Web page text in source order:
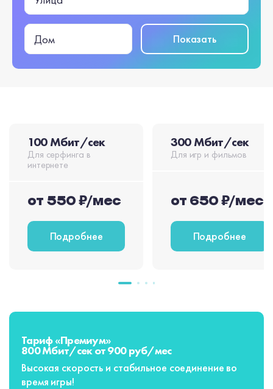
Дом Показать
100 Мбит/сек
Для серфинга в
интернете
от 550 ₽/мес
Подробнее
300 Мбит/сек
Для игр и фильмов
от 650 ₽/мес
Подробнее
Тариф «Премиум»
800 Мбит/сек от 900 руб/мес
Высокая скорость и стабильное соединение во
время игры!